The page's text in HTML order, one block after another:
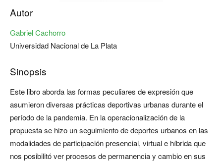
Autor
Gabriel Cachorro
Universidad Nacional de La Plata
Sinopsis
Este libro aborda las formas peculiares de expresión que
asumieron diversas prácticas deportivas urbanas durante el
período de la pandemia. En la operacionalización de la
propuesta se hizo un seguimiento de deportes urbanos en las
modalidades de participación presencial, virtual e híbrida que
nos posibilitó ver procesos de permanencia y cambio en sus